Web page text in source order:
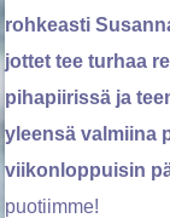
rohkeasti
jottet tee turhaa
pihapiirissä ja
yleensä valmiina
viikonloppuisin
puotiimme!